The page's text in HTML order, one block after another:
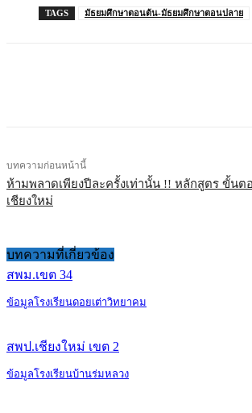
TAGS มัธยมศึกษาตอนต้น-มัธยมศึกษาตอนปลาย
บทความก่อนหน้านี้
ห้ามพลาดเพียงปีละครั้งเท่านั้น !! หลักสูตร ขั้น
เชียงใหม่
บทความที่เกี่ยวข้อง
สพม.เขต 34
ข้อมูลโรงเรียนดอยเต่าวิทยาคม
สพป.เชียงใหม่ เขต 2
ข้อมูลโรงเรียนบ้านร่มหลวง